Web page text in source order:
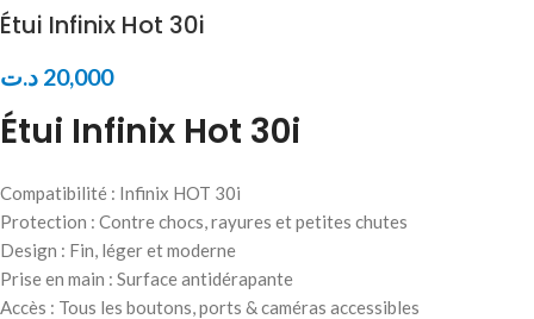
Étui Infinix Hot 30i
20,000 د.ت
Étui Infinix Hot 30i
Compatibilité : Infinix HOT 30i
Protection : Contre chocs, rayures et petites chutes
Design : Fin, léger et moderne
Prise en main : Surface antidérapante
Accès : Tous les boutons, ports & caméras accessibles